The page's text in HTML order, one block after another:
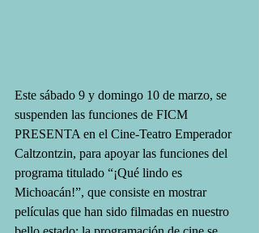
Este sábado 9 y domingo 10 de marzo, se
suspenden las funciones de FICM
PRESENTA en el Cine-Teatro Emperador
Caltzontzin, para apoyar las funciones del
programa titulado “¡Qué lindo es
Michoacán!”, que consiste en mostrar
películas que han sido filmadas en nuestro